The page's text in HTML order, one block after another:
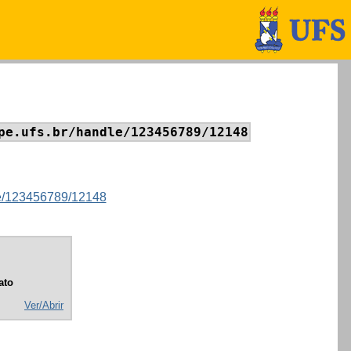
handle/123456789/12148
123456789/12148
Ver/Abrir